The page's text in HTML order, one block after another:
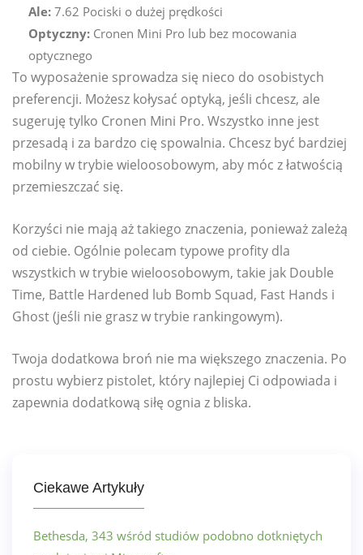
Ale: 7.62 Pociski o dużej prędkości
Optyczny: Cronen Mini Pro lub bez mocowania
optycznego
To wyposażenie sprowadza się nieco do osobistych
preferencji. Możesz kołysać optyką, jeśli chcesz, ale
sugeruję tylko Cronen Mini Pro. Wszystko inne jest
przesadą i za bardzo cię spowalnia. Chcesz być bardziej
mobilny w trybie wieloosobowym, aby móc z łatwością
przemieszczać się.
Korzyści nie mają aż takiego znaczenia, ponieważ zależą
od ciebie. Ogólnie polecam typowe profity dla
wszystkich w trybie wieloosobowym, takie jak Double
Time, Battle Hardened lub Bomb Squad, Fast Hands i
Ghost (jeśli nie grasz w trybie rankingowym).
Twoja dodatkowa broń nie ma większego znaczenia. Po
prostu wybierz pistolet, który najlepiej Ci odpowiada i
zapewnia dodatkową siłę ognia z bliska.
Ciekawe Artykuły
Bethesda, 343 wśród studiów podobno dotkniętych